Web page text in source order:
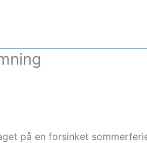
på en forsinket